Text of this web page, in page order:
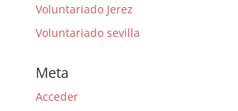
Voluntariado Jerez
Voluntariado sevilla
Meta
Acceder